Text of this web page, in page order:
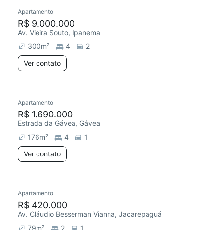
Apartamento
R$ 9.000.000
Av. Vieira Souto, Ipanema
300m² 4
2
Ver contato
Apartamento
R$ 1.690.000
Estrada da Gávea, Gávea
176m² 4
1
Ver contato
Apartamento
R$ 420.000
Av. Cláudio Besserman Vianna, Jacarepaguá
79m² 2 1